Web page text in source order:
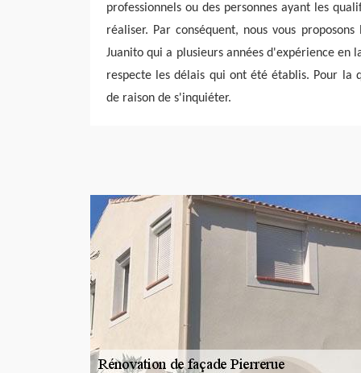
professionnels ou des personnes ayant les
réaliser. Par conséquent, nous vous
Juanito qui a plusieurs années d'expérience en
respecte les délais qui ont été établis. Pour la
de raison de s'inquiéter.